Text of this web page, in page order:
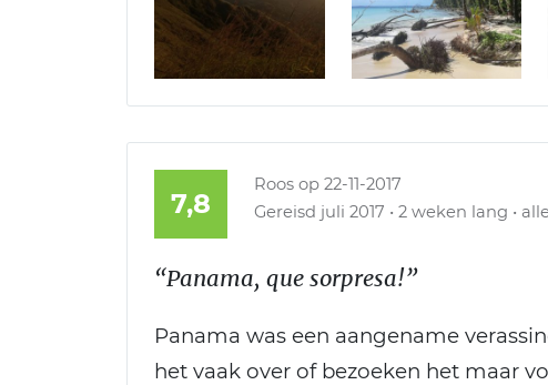
7,8
Roos op 22-11-2017
Gereisd juli 2017 • 2 weken lang •
“Panama, que sorpresa!”
Panama was een aangename
het vaak over of bezoeken het maar